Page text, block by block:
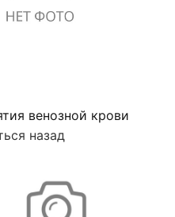
венозной крови
назад